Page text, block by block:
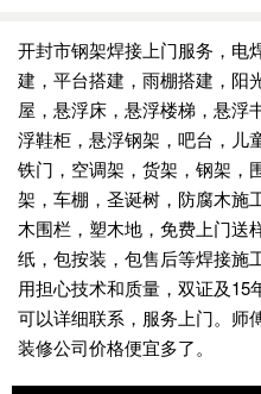
开封市钢架焊接上门服务，电
建，平台搭建，雨棚搭建，阳
屋，悬浮床，悬浮楼梯，悬浮
浮鞋柜，悬浮钢架，吧台，儿
铁门，空调架，货架，钢架，
架，车棚，圣诞树，防腐木施
木围栏，塑木地，免费上门送
纸，包按装，包售后等焊接施
用担心技术和质量，双证及15
可以详细联系，服务上门。师
装修公司价格便宜多了。